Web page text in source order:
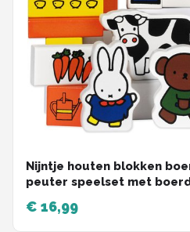
Nijntje houten blokken
peuter speelset met
bouwblokken - educatief
Bambolino Toys
€ 16,99